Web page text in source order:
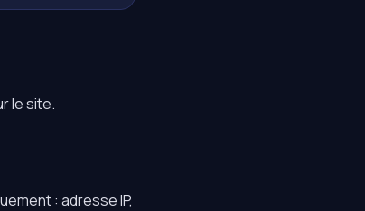
le site.
: adresse IP,